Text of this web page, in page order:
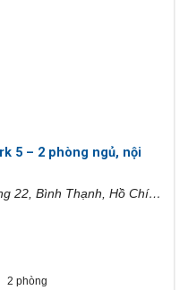
5 – 2 phòng ngủ, nội
22, Bình Thạnh, Hồ Chí
2 phòng